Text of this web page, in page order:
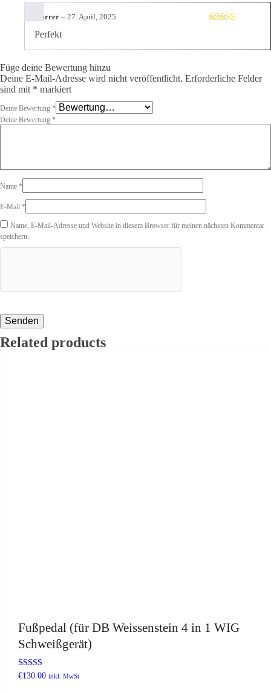
Harrer – 27. April, 2025
Perfekt
Füge deine Bewertung hinzu
Deine E-Mail-Adresse wird nicht veröffentlicht. Erforderliche Felder
sind mit * markiert
Deine Bewertung *
Deine Bewertung *
Name *
E-Mail *
Name, E-Mail-Adresse und Website in diesem Browser für meinen nächsten Kommentar
speichern.
Related products
Fußpedal (für DB Weissenstein 4 in 1 WIG
Schweißgerät)
Bewertet mit
€130.00 inkl. MwSt